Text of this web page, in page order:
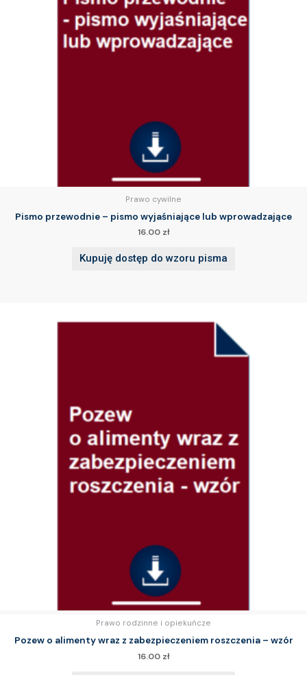
Prawo cywilne
Pismo przewodnie – pismo wyjaśniające lub wprowadzające
16.00 zł
Kupuję dostęp do wzoru pisma
Prawo rodzinne i opiekuńcze
Pozew o alimenty wraz z zabezpieczeniem roszczenia – wzór
16.00 zł